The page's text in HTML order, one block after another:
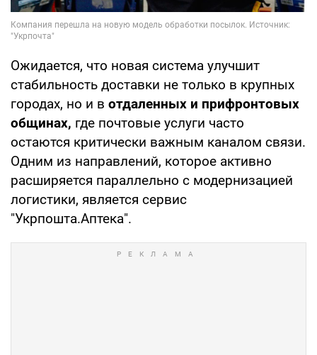
Ожидается, что новая система улучшит
стабильность доставки не только в крупных
городах, но и в отдаленных и прифронтовых
общинах, где почтовые услуги часто
остаются критически важным каналом связи.
Одним из направлений, которое активно
расширяется параллельно с модернизацией
логистики, является сервис
"Укрпошта.Аптека".